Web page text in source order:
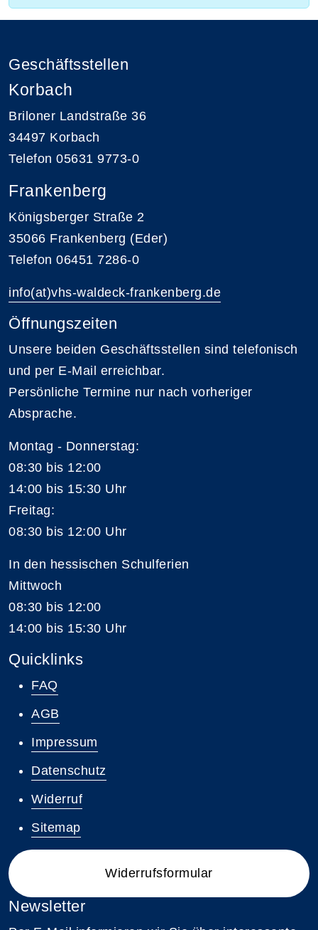
Geschäftsstellen
Korbach
Briloner Landstraße 36
34497 Korbach
Telefon 05631 9773-0
Frankenberg
Königsberger Straße 2
35066 Frankenberg (Eder)
Telefon 06451 7286-0
info(at)vhs-waldeck-frankenberg.de
Öffnungszeiten
Unsere beiden Geschäftsstellen sind telefonisch
und per E-Mail erreichbar.
Persönliche Termine nur nach vorheriger
Absprache.
Montag - Donnerstag:
08:30 bis 12:00
14:00 bis 15:30 Uhr
Freitag:
08:30 bis 12:00 Uhr
In den hessischen Schulferien
Mittwoch
08:30 bis 12:00
14:00 bis 15:30 Uhr
Quicklinks
FAQ
AGB
Impressum
Datenschutz
Widerruf
Sitemap
Widerrufsformular
Newsletter